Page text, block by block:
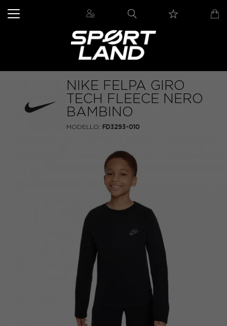
NIKE FELPA GIRO
TECH FLEECE NERO
BAMBINO
MODELLO: FD3293-010